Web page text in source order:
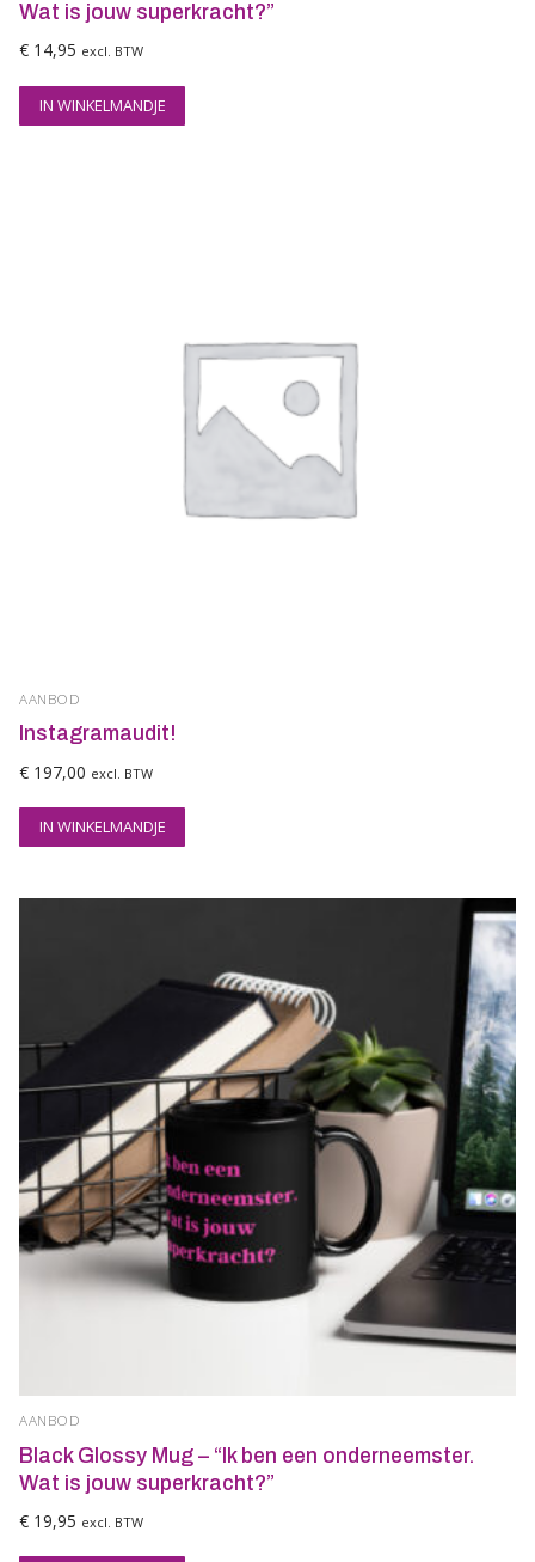
Wat is jouw superkracht?”
€ 14,95 excl. BTW
IN WINKELMANDJE
AANBOD
Instagramaudit!
€ 197,00 excl. BTW
IN WINKELMANDJE
AANBOD
Black Glossy Mug – “Ik ben een onderneemster.
Wat is jouw superkracht?”
€ 19,95 excl. BTW